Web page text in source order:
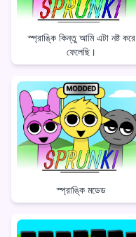
স্প্রাঙ্কি কিন্তু আমি এটা নষ্ট করে
ফেলেছি।
স্প্রাঙ্কি মডেড